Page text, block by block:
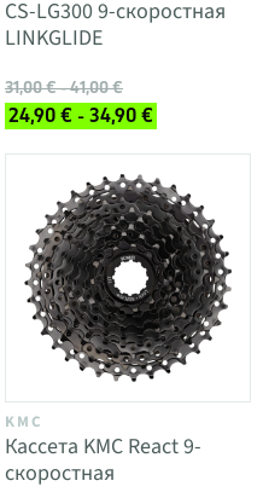
CS-LG300 9-скоростная
LINKGLIDE
31,00 € - 41,00 €
24,90 € - 34,90 €
KMC
Кассета KMC React 9-
скоростная